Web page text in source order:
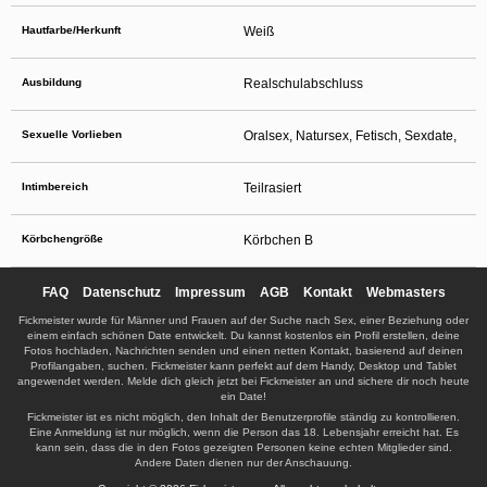
Hautfarbe/Herkunft Weiß
Ausbildung Realschulabschluss
Sexuelle Vorlieben Oralsex, Natursex, Fetisch, Sexdate,
Intimbereich Teilrasiert
Körbchengröße Körbchen B
FAQ Datenschutz Impressum AGB Kontakt Webmasters
Fickmeister wurde für Männer und Frauen auf der Suche nach Sex, einer Beziehung oder
einem einfach schönen Date entwickelt. Du kannst kostenlos ein Profil erstellen, deine
Fotos hochladen, Nachrichten senden und einen netten Kontakt, basierend auf deinen
Profilangaben, suchen. Fickmeister kann perfekt auf dem Handy, Desktop und Tablet
angewendet werden. Melde dich gleich jetzt bei Fickmeister an und sichere dir noch heute
ein Date!
Fickmeister ist es nicht möglich, den Inhalt der Benutzerprofile ständig zu kontrollieren.
Eine Anmeldung ist nur möglich, wenn die Person das 18. Lebensjahr erreicht hat. Es
kann sein, dass die in den Fotos gezeigten Personen keine echten Mitglieder sind.
Andere Daten dienen nur der Anschauung.